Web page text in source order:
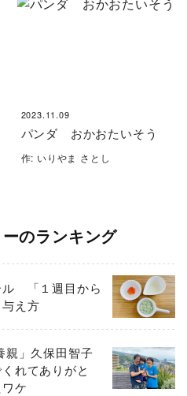
2023.11.09
パンダ おかおたいそう
作: いりやま さとし
のランキング
ル 「１週目から
え方
親」久保田智子
れてありがと
ケ